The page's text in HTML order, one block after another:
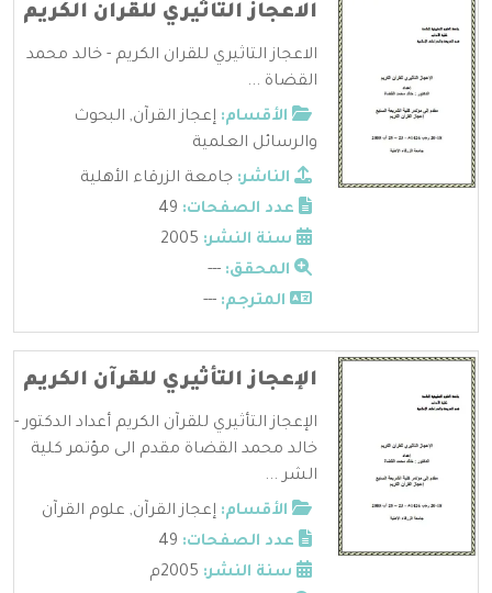
الاعجاز التاثيري للقران الكريم
الاعجاز التاثيري للقران الكريم - خالد محمد
القضاة ...
الأقسام: إعجاز القرآن, البحوث
والرسائل العلمية
الناشر: جامعة الزرقاء الأهلية
عدد الصفحات:
سنة النشر:
المحقق: ---
المترجم: ---
الإعجاز التأثيري للقرآن الكريم
الإعجاز التأثيري للقرآن الكريم أعداد الدكتور -
خالد محمد القضاة مقدم الى مؤتمر كلية
الشر ...
الأقسام: إعجاز القرآن, علوم القرآن
عدد الصفحات:
سنة النشر: